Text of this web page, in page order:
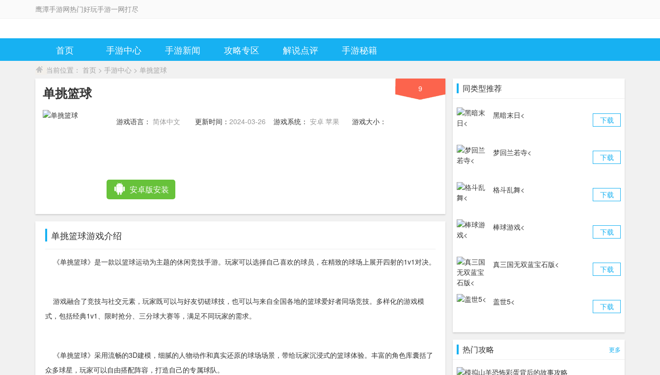
鹰潭手游网热门好玩手游一网打尽
首页 手游中心 手游新闻 攻略专区 解说点评 手游秘籍
当前位置： 首页 > 手游中心 > 单挑篮球
单挑篮球 9
游戏语言： 简体中文 更新时间： 2024-03-26
游戏系统： 安卓 苹果 游戏大小：
安卓版安装
单挑篮球游戏介绍
《单挑篮球》是一款以篮球运动为主题的休闲竞技手游。玩家可以选择自己喜欢的球员，在精致的球场上展开四射的1v1对决。
游戏融合了竞技与社交元素，玩家既可以与好友切磋球技，也可以与来自全国各地的篮球爱好者同场竞技。多样化的游戏模
式，包括经典1v1、限时抢分、三分球大赛等，满足不同玩家的需求。
《单挑篮球》采用流畅的3D建模，细腻的人物动作和真实还原的球场场景，带给玩家沉浸式的篮球体验。丰富的角色库囊括了
众多球星，玩家可以自由搭配阵容，打造自己的专属球队。
同类型推荐
下载
黑暗末日<
下载
梦回兰若寺<
下载
格斗乱舞<
下载
棒球游戏<
下载
真三国无双蓝宝石版<
下载
盖世5<
热门攻略 更多